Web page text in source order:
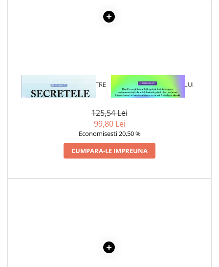
1 x SECRETELE MORTII. INTRE
MOARTE SI VIATA
1 x VINDECAREA COPILULUI
INTERIOR
125,54 Lei
99,80 Lei
Economisesti 20,50 %
CUMPARA-LE IMPREUNA